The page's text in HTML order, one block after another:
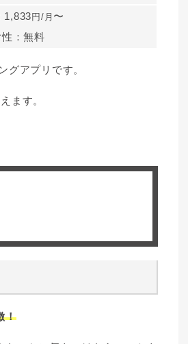
1,833円/月 〜
：無料
グアプリです。
ます。
！